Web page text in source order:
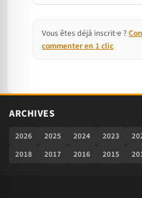
Vous êtes déjà inscrit·e ?
commenter en 1 clic
ARCHIVES
2026 2025 2024 2023
2018
2017 2016 2015